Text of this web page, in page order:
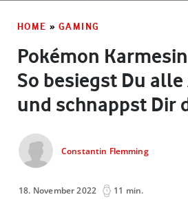
HOME » GAMING
Pokémon
So besiegst Du
und schnappst Dir
Constantin Flemming
18. November 2022 11 min.